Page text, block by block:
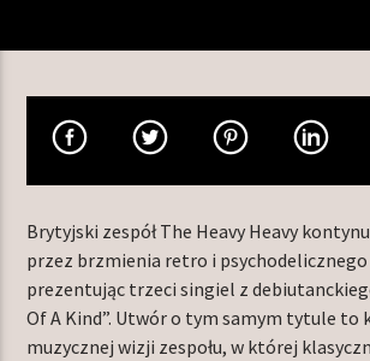
ROAD RAGE
HEY, KING!
TERAZ W RAMÓWCE
INDIE ORBIT
18:00 24:00
Brytyjski zespół The Heavy Heavy
przez brzmienia retro i psychodelicznego
prezentując trzeci singiel z
Of A Kind”. Utwór o tym samym tytule to
muzycznej wizji zespołu, w której